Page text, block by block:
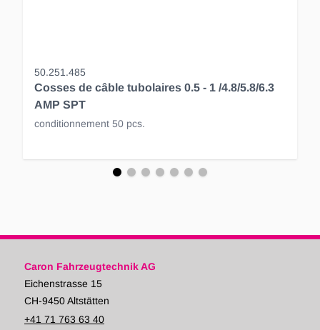
50.251.485
Cosses de câble tubolaires 0.5 - 1 /4.8/5.8/6.3
AMP SPT
conditionnement 50 pcs.
Caron Fahrzeugtechnik AG
Eichenstrasse 15
CH-9450 Altstätten
+41 71 763 63 40